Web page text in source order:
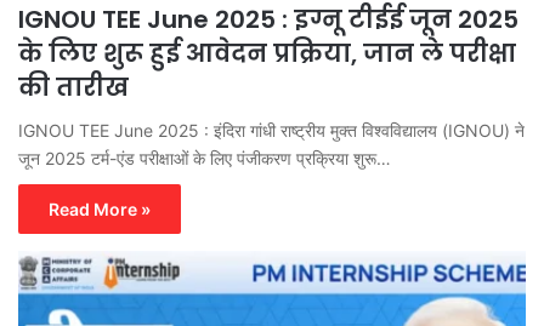
IGNOU TEE June 2025 : इग्नू टीईई जून 2025
के लिए शुरू हुई आवेदन प्रक्रिया, जान ले परीक्षा
की तारीख
IGNOU TEE June 2025 : इंदिरा गांधी राष्ट्रीय मुक्त विश्वविद्यालय (IGNOU) ने
जून 2025 टर्म-एंड परीक्षाओं के लिए पंजीकरण प्रक्रिया शुरू…
Read More »